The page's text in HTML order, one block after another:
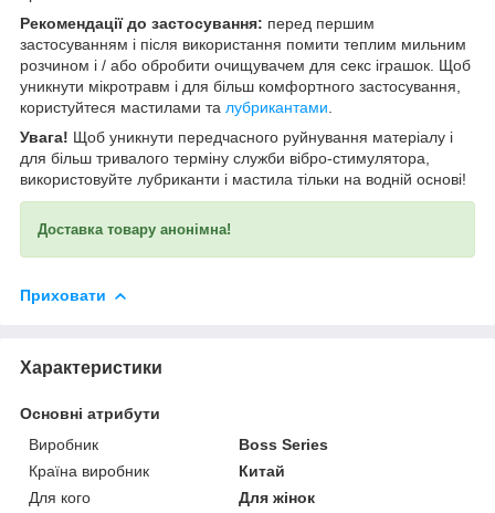
Рекомендації до застосування: перед першим
застосуванням і після використання помити теплим мильним
розчином і / або обробити очищувачем для секс іграшок. Щоб
уникнути мікротравм і для більш комфортного застосування,
користуйтеся мастилами та лубрикантами
Увага! Щоб уникнути передчасного руйнування матеріалу і
для більш тривалого терміну служби вібро-стимулятора,
використовуйте лубриканти і мастила тільки на водній основі!
Доставка товару анонімна!
Приховати
Характеристики
Основні атрибути
Виробник
Boss Series
Країна виробник
Китай
Для кого
Для жінок